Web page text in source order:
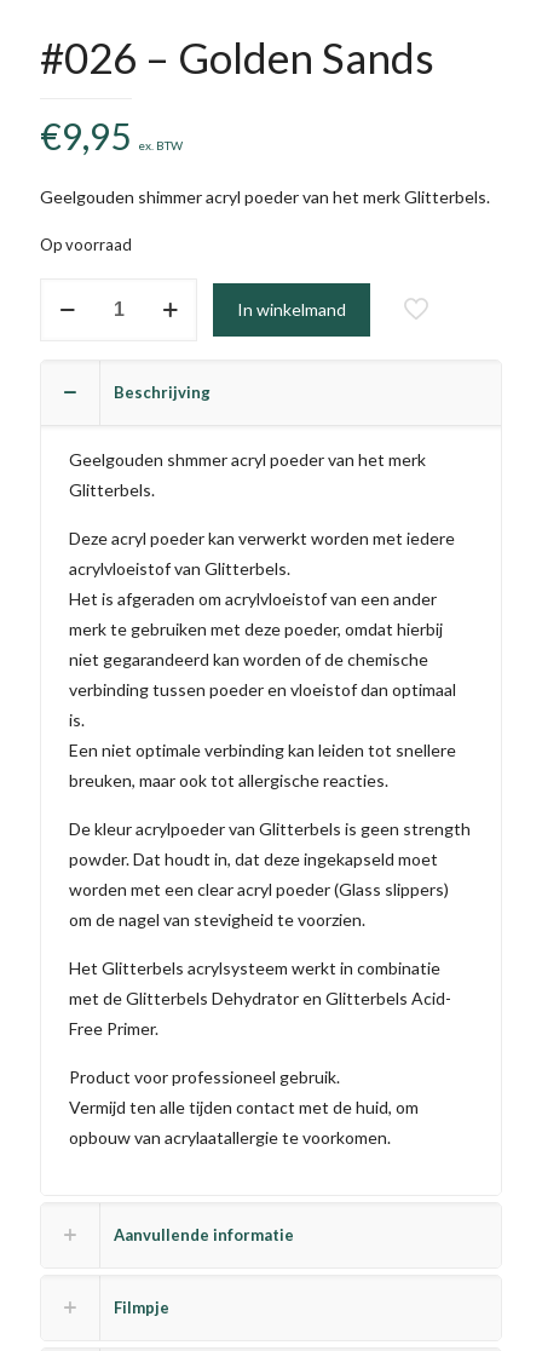
#026 – Golden Sands
€9,95 ex. BTW
Geelgouden shimmer acryl poeder van het merk Glitterbels.
Op voorraad
In winkelmand
Beschrijving
Geelgouden shmmer acryl poeder van het merk
Glitterbels.
Deze acryl poeder kan verwerkt worden met iedere
acrylvloeistof van Glitterbels.
Het is afgeraden om acrylvloeistof van een ander
merk te gebruiken met deze poeder, omdat hierbij
niet gegarandeerd kan worden of de chemische
verbinding tussen poeder en vloeistof dan optimaal
is.
Een niet optimale verbinding kan leiden tot snellere
breuken, maar ook tot allergische reacties.
De kleur acrylpoeder van Glitterbels is geen strength
powder. Dat houdt in, dat deze ingekapseld moet
worden met een clear acryl poeder (Glass slippers)
om de nagel van stevigheid te voorzien.
Het Glitterbels acrylsysteem werkt in combinatie
met de Glitterbels Dehydrator en Glitterbels Acid-
Free Primer.
Product voor professioneel gebruik.
Vermijd ten alle tijden contact met de huid, om
opbouw van acrylaatallergie te voorkomen.
Aanvullende informatie
Filmpje